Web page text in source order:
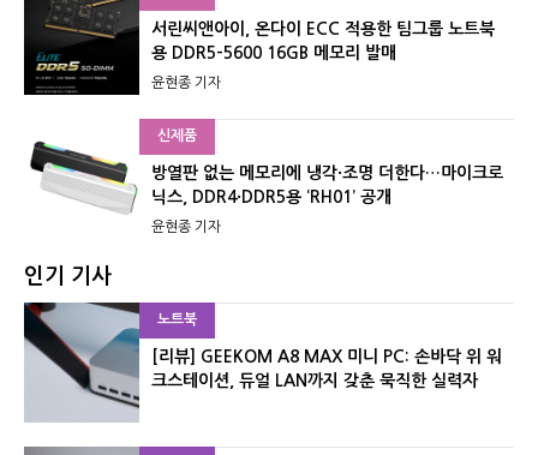
서린씨앤아이, 온다이 ECC 적용한 팀그룹 노트북
용 DDR5-5600 16GB 메모리 발매
윤현종 기자
신제품
방열판 없는 메모리에 냉각·조명 더한다…마이크로
닉스, DDR4·DDR5용 ‘RH01’ 공개
윤현종 기자
인기 기사
노트북
[리뷰] GEEKOM A8 MAX 미니 PC: 손바닥 위 워
크스테이션, 듀얼 LAN까지 갖춘 묵직한 실력자